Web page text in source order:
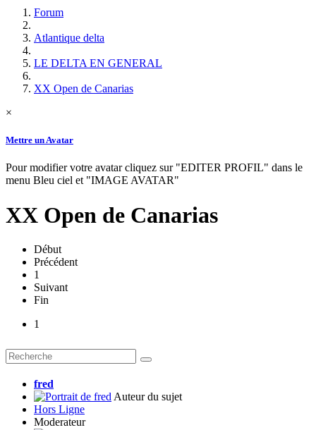
Forum
Atlantique delta
LE DELTA EN GENERAL
XX Open de Canarias
×
Mettre un Avatar
Pour modifier votre avatar cliquez sur "EDITER PROFIL" dans le
menu Bleu ciel et "IMAGE AVATAR"
XX Open de Canarias
Début
Précédent
1
Suivant
Fin
1
fred
Auteur du sujet
Hors Ligne
Moderateur